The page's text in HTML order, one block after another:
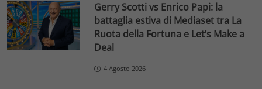
Gerry Scotti vs Enrico Papi: la
battaglia estiva di Mediaset tra La
Ruota della Fortuna e Let’s Make a
Deal
4 Agosto 2026